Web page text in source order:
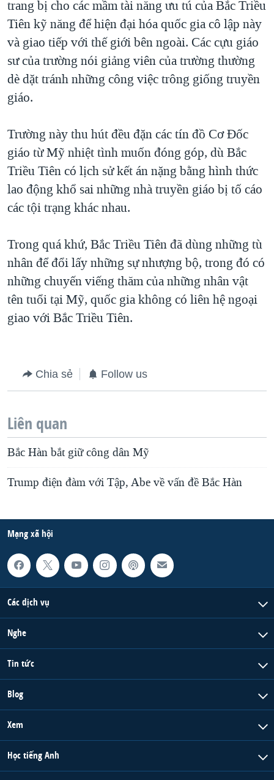
trang bị cho các mầm tài năng ưu tú của Bắc Triều
Tiên kỹ năng để hiện đại hóa quốc gia cô lập này
và giao tiếp với thế giới bên ngoài. Các cựu giáo
sư của trường nói giảng viên của trường thường
dè dặt tránh những công việc trông giống truyền
giáo.
Trường này thu hút đều đặn các tín đồ Cơ Đốc
giáo từ Mỹ nhiệt tình muốn đóng góp, dù Bắc
Triều Tiên có lịch sử kết án nặng bằng hình thức
lao động khổ sai những nhà truyền giáo bị tố cáo
các tội trạng khác nhau.
Trong quá khứ, Bắc Triều Tiên đã dùng những tù
nhân để đổi lấy những sự nhượng bộ, trong đó có
những chuyến viếng thăm của những nhân vật
tên tuổi tại Mỹ, quốc gia không có liên hệ ngoại
giao với Bắc Triều Tiên.
Chia sẻ Follow us
Liên quan
Bắc Hàn bắt giữ công dân Mỹ
Trump điện đàm với Tập, Abe về vấn đề Bắc Hàn
Mạng xã hội
Các dịch vụ
Nghe
Tin tức
Blog
Xem
Học tiếng Anh